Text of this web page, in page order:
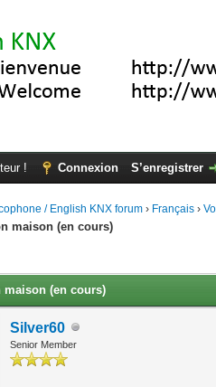
! Connexion S’enregistrer
/ English KNX forum › Français ›
maison (en cours)
maison (en cours)
Silver60
Senior Member